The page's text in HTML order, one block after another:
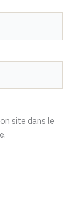
site dans le